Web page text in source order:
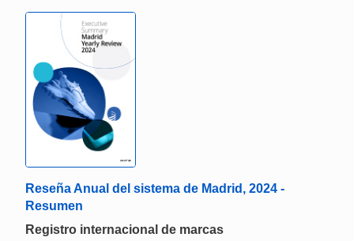
Reseña Anual del sistema de Madrid, 2024 -
Resumen
Registro internacional de marcas